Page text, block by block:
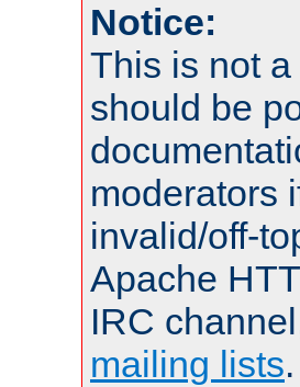
Notice:
This is not
should be
moderators
invalid/off-
Apache
IRC
mailing lists.